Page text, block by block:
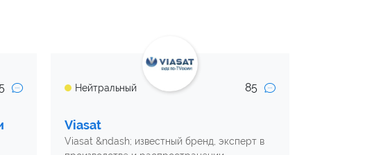
Нейтральный 85
Viasat
Viasat &ndash; известный бренд, эксперт в